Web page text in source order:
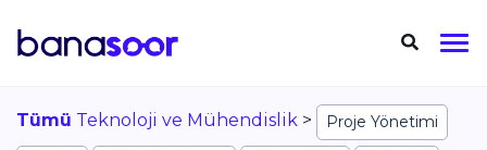
Tümü Teknoloji ve Mühendislik > Proje Yönetimi